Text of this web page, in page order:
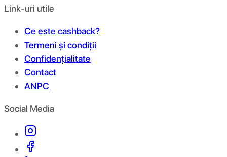
Link-uri utile
Ce este cashback?
Termeni și condiții
Confidențialitate
Contact
ANPC
Social Media